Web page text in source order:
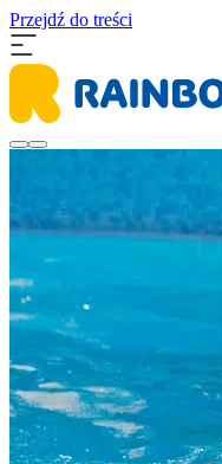
Przejdź do treści